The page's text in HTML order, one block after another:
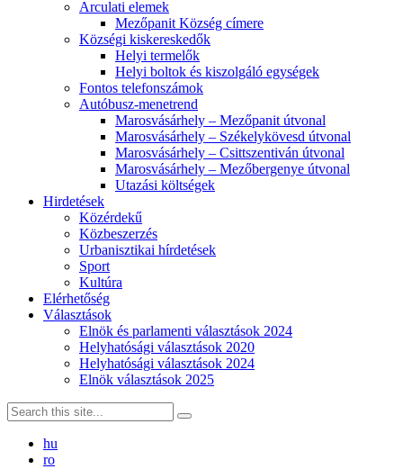
Arculati elemek
Mezőpanit Község címere
Községi kiskereskedők
Helyi termelők
Helyi boltok és kiszolgáló egységek
Fontos telefonszámok
Autóbusz-menetrend
Marosvásárhely – Mezőpanit útvonal
Marosvásárhely – Székelykövesd útvonal
Marosvásárhely – Csittszentiván útvonal
Marosvásárhely – Mezőbergenye útvonal
Utazási költségek
Hirdetések
Közérdekű
Közbeszerzés
Urbanisztikai hírdetések
Sport
Kultúra
Elérhetőség
Választások
Elnök és parlamenti választások 2024
Helyhatósági választások 2020
Helyhatósági választások 2024
Elnök választások 2025
hu
ro